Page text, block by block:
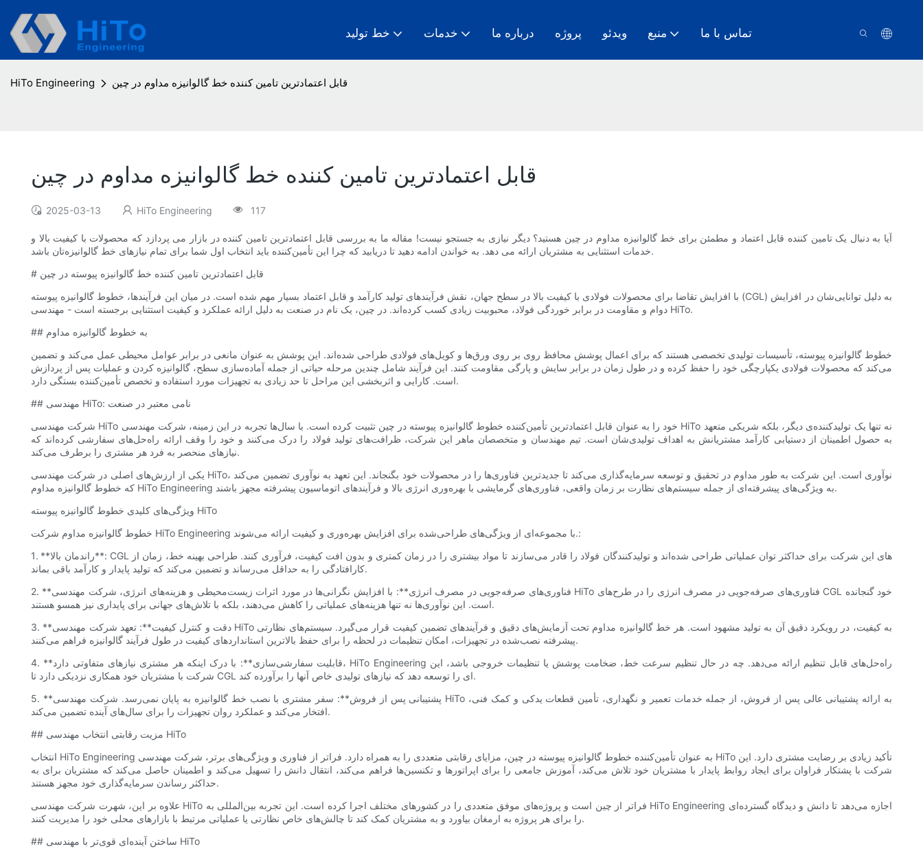
خط تولید خدمات درباره ما پروژه ویدئو منبع تماس با ما
HiTo Engineering قابل اعتمادترین تامین کننده خط گالوانیزه مداوم در چین
قابل اعتمادترین تامین کننده خط گالوانیزه مداوم در چین
2025-03-13 HiTo Engineering 117
آیا به دنبال یک تامین کننده قابل اعتماد و مطمئن برای خط گالوانیزه مداوم در چین هستید؟ دیگر نیازی به جستجو نیست! مقاله ما به بررسی قابل اعتمادترین تامین کننده در بازار می پردازد که محصولات با کیفیت بالا و
خدمات استثنایی به مشتریان ارائه می دهد. به خواندن ادامه دهید تا دریابید که چرا این تأمین‌کننده باید انتخاب اول شما برای تمام نیازهای خط گالوانیزه‌تان باشد.
# قابل اعتمادترین تامین کننده خط گالوانیزه پیوسته در چین
با افزایش تقاضا برای محصولات فولادی با کیفیت بالا در سطح جهان، نقش فرآیندهای تولید کارآمد و قابل اعتماد بسیار مهم شده است. در میان این فرآیندها، خطوط گالوانیزه پیوسته (CGL) به دلیل توانایی‌شان در افزایش
دوام و مقاومت در برابر خوردگی فولاد، محبوبیت زیادی کسب کرده‌اند. در چین، یک نام در صنعت به دلیل ارائه عملکرد و کیفیت استثنایی برجسته است - مهندسی HiTo.
## به خطوط گالوانیزه مداوم
خطوط گالوانیزه پیوسته، تأسیسات تولیدی تخصصی هستند که برای اعمال پوشش محافظ روی بر روی ورق‌ها و کویل‌های فولادی طراحی شده‌اند. این پوشش به عنوان مانعی در برابر عوامل محیطی عمل می‌کند و تضمین
می‌کند که محصولات فولادی یکپارچگی خود را حفظ کرده و در طول زمان در برابر سایش و پارگی مقاومت کنند. این فرآیند شامل چندین مرحله حیاتی از جمله آماده‌سازی سطح، گالوانیزه کردن و عملیات پس از پردازش
است. کارایی و اثربخشی این مراحل تا حد زیادی به تجهیزات مورد استفاده و تخصص تأمین‌کننده بستگی دارد.
## مهندسی HiTo: نامی معتبر در صنعت
شرکت مهندسی HiTo خود را به عنوان قابل اعتمادترین تأمین‌کننده خطوط گالوانیزه پیوسته در چین تثبیت کرده است. با سال‌ها تجربه در این زمینه، شرکت مهندسی HiTo نه تنها یک تولیدکننده‌ی دیگر، بلکه شریکی متعهد
به حصول اطمینان از دستیابی کارآمد مشتریانش به اهداف تولیدی‌شان است. تیم مهندسان و متخصصان ماهر این شرکت، ظرافت‌های تولید فولاد را درک می‌کنند و خود را وقف ارائه راه‌حل‌های سفارشی کرده‌اند که
نیازهای منحصر به فرد هر مشتری را برطرف می‌کند.
یکی از ارزش‌های اصلی در شرکت مهندسی HiTo، نوآوری است. این شرکت به طور مداوم در تحقیق و توسعه سرمایه‌گذاری می‌کند تا جدیدترین فناوری‌ها را در محصولات خود بگنجاند. این تعهد به نوآوری تضمین می‌کند
که خطوط گالوانیزه مداوم HiTo Engineering به ویژگی‌های پیشرفته‌ای از جمله سیستم‌های نظارت بر زمان واقعی، فناوری‌های گرمایشی با بهره‌وری انرژی بالا و فرآیندهای اتوماسیون پیشرفته مجهز باشند.
ویژگی‌های کلیدی خطوط گالوانیزه پیوسته HiTo
خطوط گالوانیزه مداوم شرکت HiTo Engineering با مجموعه‌ای از ویژگی‌های طراحی‌شده برای افزایش بهره‌وری و کیفیت ارائه می‌شوند.:
1. **راندمان بالا**: CGL های این شرکت برای حداکثر توان عملیاتی طراحی شده‌اند و تولیدکنندگان فولاد را قادر می‌سازند تا مواد بیشتری را در زمان کمتری و بدون افت کیفیت، فرآوری کنند. طراحی بهینه خط، زمان از
کارافتادگی را به حداقل می‌رساند و تضمین می‌کند که تولید پایدار و کارآمد باقی بماند.
2. **فناوری‌های صرفه‌جویی در مصرف انرژی**: با افزایش نگرانی‌ها در مورد اثرات زیست‌محیطی و هزینه‌های انرژی، شرکت مهندسی HiTo فناوری‌های صرفه‌جویی در مصرف انرژی را در طرح‌های CGL خود گنجانده
است. این نوآوری‌ها نه تنها هزینه‌های عملیاتی را کاهش می‌دهند، بلکه با تلاش‌های جهانی برای پایداری نیز همسو هستند.
3. **دقت و کنترل کیفیت**: تعهد شرکت مهندسی HiTo به کیفیت، در رویکرد دقیق آن به تولید مشهود است. هر خط گالوانیزه مداوم تحت آزمایش‌های دقیق و فرآیندهای تضمین کیفیت قرار می‌گیرد. سیستم‌های نظارتی
پیشرفته نصب‌شده در تجهیزات، امکان تنظیمات در لحظه را برای حفظ بالاترین استانداردهای کیفیت در طول فرآیند گالوانیزه فراهم می‌کنند.
4. **قابلیت سفارشی‌سازی**: با درک اینکه هر مشتری نیازهای متفاوتی دارد، HiTo Engineering راه‌حل‌های قابل تنظیم ارائه می‌دهد. چه در حال تنظیم سرعت خط، ضخامت پوشش یا تنظیمات خروجی باشد، این
شرکت با مشتریان خود همکاری نزدیکی دارد تا CGL ای را توسعه دهد که نیازهای تولیدی خاص آنها را برآورده کند.
5. **پشتیبانی پس از فروش**: سفر مشتری با نصب خط گالوانیزه به پایان نمی‌رسد. شرکت مهندسی HiTo به ارائه پشتیبانی عالی پس از فروش، از جمله خدمات تعمیر و نگهداری، تأمین قطعات یدکی و کمک فنی،
افتخار می‌کند و عملکرد روان تجهیزات را برای سال‌های آینده تضمین می‌کند.
## مزیت رقابتی انتخاب مهندسی HiTo
انتخاب HiTo Engineering به عنوان تأمین‌کننده خطوط گالوانیزه پیوسته در چین، مزایای رقابتی متعددی را به همراه دارد. فراتر از فناوری و ویژگی‌های برتر، شرکت مهندسی HiTo تأکید زیادی بر رضایت مشتری دارد. این
شرکت با پشتکار فراوان برای ایجاد روابط پایدار با مشتریان خود تلاش می‌کند، آموزش جامعی را برای اپراتورها و تکنسین‌ها فراهم می‌کند، انتقال دانش را تسهیل می‌کند و اطمینان حاصل می‌کند که مشتریان برای به
حداکثر رساندن سرمایه‌گذاری خود مجهز هستند.
علاوه بر این، شهرت شرکت مهندسی HiTo فراتر از چین است و پروژه‌های موفق متعددی را در کشورهای مختلف اجرا کرده است. این تجربه بین‌المللی به HiTo Engineering اجازه می‌دهد تا دانش و دیدگاه گسترده‌ای
را برای هر پروژه به ارمغان بیاورد و به مشتریان کمک کند تا چالش‌های خاص نظارتی یا عملیاتی مرتبط با بازارهای محلی خود را مدیریت کنند.
## ساختن آینده‌ای قوی‌تر با مهندسی HiTo